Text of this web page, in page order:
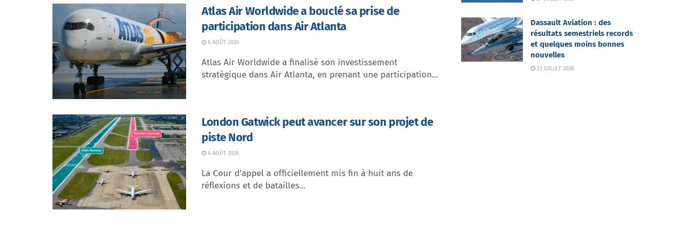
Atlas Air Worldwide a bouclé sa prise de
participation dans Air Atlanta
6 AOÛT 2026
Atlas Air Worldwide a finalisé son investissement
stratégique dans Air Atlanta, en prenant une participation...
London Gatwick peut avancer sur son projet de
piste Nord
6 AOÛT 2026
La Cour d’appel a officiellement mis fin à huit ans de
réflexions et de batailles...
Dassault Aviation : des
résultats semestriels records
et quelques moins bonnes
nouvelles
23 JUILLET 2026